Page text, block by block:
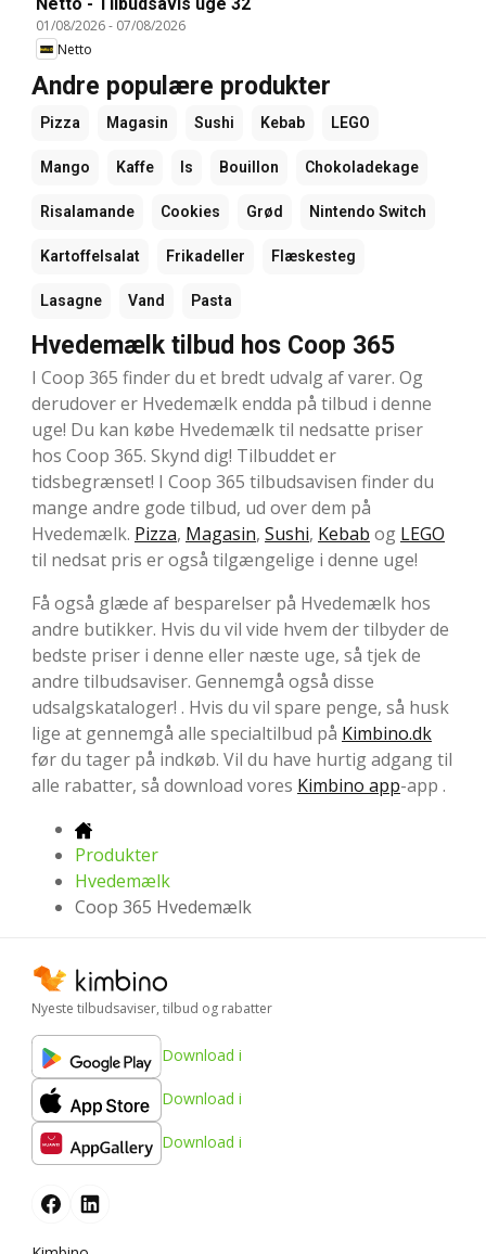
Netto - Tilbudsavis uge 32
01/08/2026- 07/08/2026
Netto
Andre populære produkter
Pizza Magasin Sushi Kebab LEGO
Mango Kaffe Is Bouillon Chokoladekage
Risalamande Cookies Grød Nintendo Switch
Kartoffelsalat Frikadeller Flæskesteg
Lasagne Vand Pasta
Hvedemælk tilbud hos Coop 365
I Coop 365 finder du et bredt udvalg af varer. Og
derudover er Hvedemælk endda på tilbud i denne
uge! Du kan købe Hvedemælk til nedsatte priser
hos Coop 365. Skynd dig! Tilbuddet er
tidsbegrænset! I Coop 365 tilbudsavisen finder du
mange andre gode tilbud, ud over dem på
Hvedemælk. Pizza, Magasin, Sushi, Kebab og LEGO
til nedsat pris er også tilgængelige i denne uge!
Få også glæde af besparelser på Hvedemælk hos
andre butikker. Hvis du vil vide hvem der tilbyder de
bedste priser i denne eller næste uge, så tjek de
andre tilbudsaviser. Gennemgå også disse
udsalgskataloger! . Hvis du vil spare penge, så husk
lige at gennemgå alle specialtilbud på Kimbino.dk
før du tager på indkøb. Vil du have hurtig adgang til
alle rabatter, så download vores Kimbino app-app .
Produkter
Hvedemælk
Coop 365 Hvedemælk
Nyeste tilbudsaviser, tilbud og rabatter
Download i
Download i
Download i